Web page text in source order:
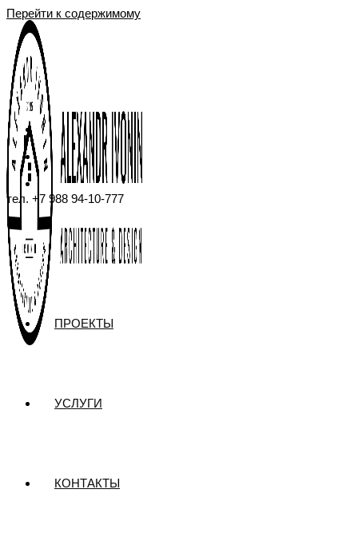
Перейти к содержимому
тел. +7 988 94-10-777
ПРОЕКТЫ
УСЛУГИ
КОНТАКТЫ